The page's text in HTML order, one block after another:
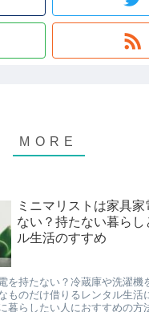
ミニマリストは家具家
ない？持たない暮らし
ル生活のすすめ
を持たない？冷蔵庫や洗濯機
ものだけ借りるレンタル生活
暮らしたい人におすすめの方